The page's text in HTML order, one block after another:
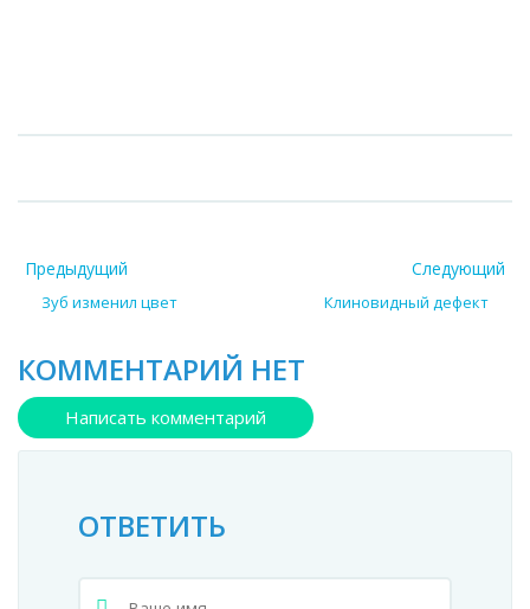
Предыдущий
Зуб изменил цвет
Следующий
Клиновидный дефект
КОММЕНТАРИЙ НЕТ
Написать комментарий
ОТВЕТИТЬ